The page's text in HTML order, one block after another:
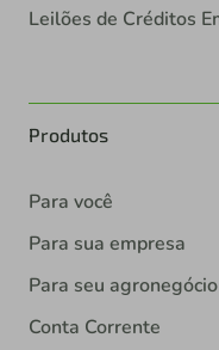
Leilões de Créditos
Produtos
Para você
Para sua empresa
Para seu agronegócio
Conta Corrente